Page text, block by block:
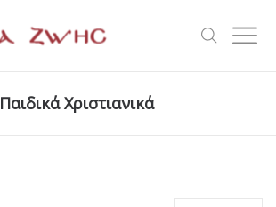
Παιδικά Χριστιανικά